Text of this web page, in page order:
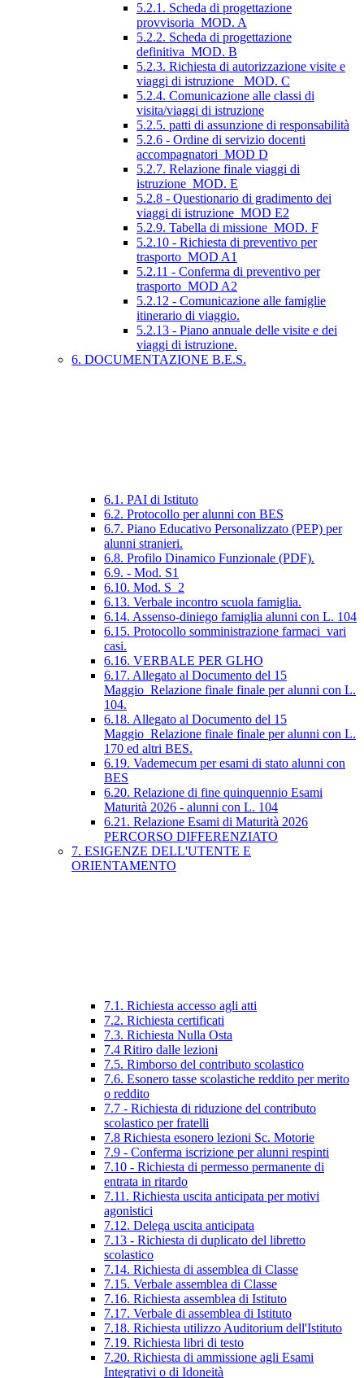
5.2.1. Scheda di progettazione
provvisoria_MOD. A
5.2.2. Scheda di progettazione
definitiva_MOD. B
5.2.3. Richiesta di autorizzazione visite e
viaggi di istruzione_ MOD. C
5.2.4. Comunicazione alle classi di
visita/viaggi di istruzione
5.2.5. patti di assunzione di responsabilità
5.2.6 - Ordine di servizio docenti
accompagnatori_MOD D
5.2.7. Relazione finale viaggi di
istruzione_MOD. E
5.2.8 - Questionario di gradimento dei
viaggi di istruzione_MOD E2
5.2.9. Tabella di missione_MOD. F
5.2.10 - Richiesta di preventivo per
trasporto_MOD A1
5.2.11 - Conferma di preventivo per
trasporto_MOD A2
5.2.12 - Comunicazione alle famiglie
itinerario di viaggio.
5.2.13 - Piano annuale delle visite e dei
viaggi di istruzione.
6. DOCUMENTAZIONE B.E.S.
6.1. PAI di Istituto
6.2. Protocollo per alunni con BES
6.7. Piano Educativo Personalizzato (PEP) per
alunni stranieri.
6.8. Profilo Dinamico Funzionale (PDF).
6.9. - Mod. S1
6.10. Mod. S_2
6.13. Verbale incontro scuola famiglia.
6.14. Assenso-diniego famiglia alunni con L. 104
6.15. Protocollo somministrazione farmaci_vari
casi.
6.16. VERBALE PER GLHO
6.17. Allegato al Documento del 15
Maggio_Relazione finale finale per alunni con L.
104.
6.18. Allegato al Documento del 15
Maggio_Relazione finale finale per alunni con L.
170 ed altri BES.
6.19. Vademecum per esami di stato alunni con
BES
6.20. Relazione di fine quinquennio Esami
Maturità 2026 - alunni con L. 104
6.21. Relazione Esami di Maturità 2026
PERCORSO DIFFERENZIATO
7. ESIGENZE DELL'UTENTE E
ORIENTAMENTO
7.1. Richiesta accesso agli atti
7.2. Richiesta certificati
7.3. Richiesta Nulla Osta
7.4 Ritiro dalle lezioni
7.5. Rimborso del contributo scolastico
7.6. Esonero tasse scolastiche reddito per merito
o reddito
7.7 - Richiesta di riduzione del contributo
scolastico per fratelli
7.8 Richiesta esonero lezioni Sc. Motorie
7.9 - Conferma iscrizione per alunni respinti
7.10 - Richiesta di permesso permanente di
entrata in ritardo
7.11. Richiesta uscita anticipata per motivi
agonistici
7.12. Delega uscita anticipata
7.13 - Richiesta di duplicato del libretto
scolastico
7.14. Richiesta di assemblea di Classe
7.15. Verbale assemblea di Classe
7.16. Richiesta assemblea di Istituto
7.17. Verbale di assemblea di Istituto
7.18. Richiesta utilizzo Auditorium dell'Istituto
7.19. Richiesta libri di testo
7.20. Richiesta di ammissione agli Esami
Integrativi o di Idoneità